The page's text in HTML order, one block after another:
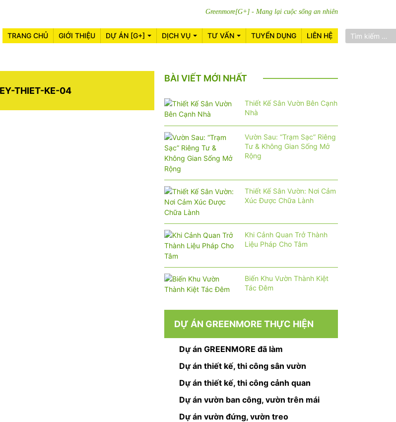
Greenmore[G+] - Mang lại cuộc sống an nhiên
TRANG CHỦ GIỚI THIỆU DỰ ÁN [G+] DỊCH VỤ TƯ VẤN TUYỂN DỤNG LIÊN HỆ
THIET-KE-04
BÀI VIẾT MỚI NHẤT
Thiết Kế Sân Vườn Bên Cạnh
Nhà
Vườn Sau: “Trạm Sạc” Riêng
Tư & Không Gian Sống Mở
Rộng
Thiết Kế Sân Vườn: Nơi Cảm
Xúc Được Chữa Lành
Khi Cảnh Quan Trở Thành
Liệu Pháp Cho Tâm
Biến Khu Vườn Thành Kiệt
Tác Đêm
DỰ ÁN GREENMORE THỰC HIỆN
Dự án GREENMORE đã làm
Dự án thiết kế, thi công sân vườn
Dự án thiết kế, thi công cảnh quan
Dự án vườn ban công, vườn trên mái
Dự án vườn đứng, vườn treo